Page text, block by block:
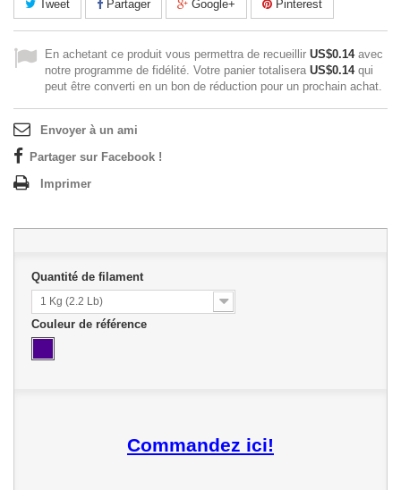
Tweet Partager Google+ Pinterest
En achetant ce produit vous permettra de recueillir US$0.14avec
notre programme de fidélité. Votre panier totalisera US$0.14qui
peut être converti en un bon de réduction pour un prochain achat.
Envoyer à un ami
Partager sur Facebook !
Imprimer
Quantité de filament
1 Kg (2.2 Lb)
Couleur de référence
Commandez ici!